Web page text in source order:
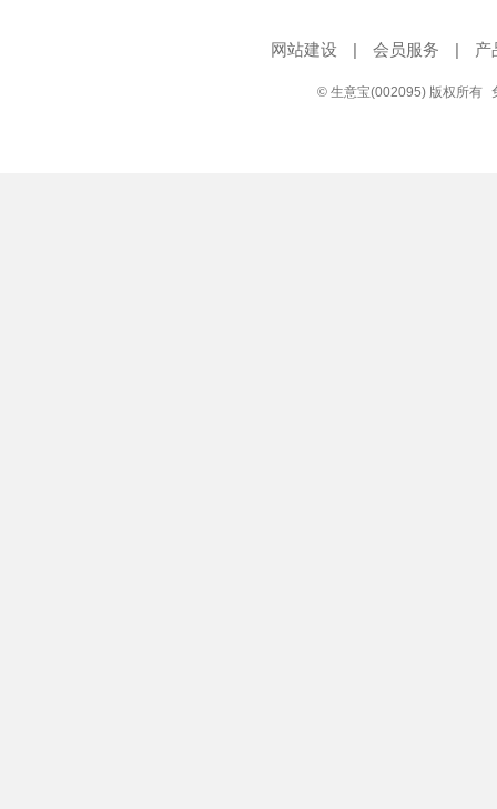
网站建设 | 会员服务 | 产
© 生意宝(002095) 版权所有